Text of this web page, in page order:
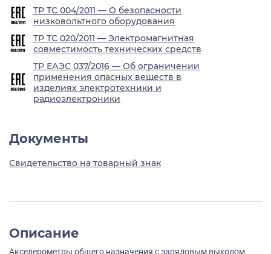
ТР ТС 004/2011 — О безопасности
низковольтного оборудования
ТР ТС 020/2011 — Электромагнитная
совместимость технических средств
ТР ЕАЭС 037/2016 — Об ограничении
применения опасных веществ в
изделиях электротехники и
радиоэлектроники
Документы
Свидетельство на товарный знак
Описание
Акселерометры общего назначения с зарядовым выходом